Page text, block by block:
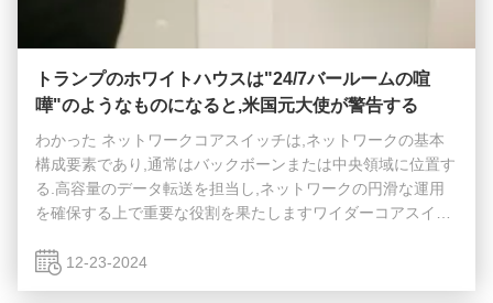
トランプのホワイトハウスは"24/7バールームの喧
嘩"のようなものになると,米国元大使が警告する
わかった ネットワークコアスイッチは,ネットワークの基本
構成要素であり,通常はバックボーンまたは中央領域に位置す
る.高容量のデータ転送を担当し,ネットワークの円滑な運用
を確保する上で重要な役割を果たしますワイダーコアスイッ
トへのゲートウェイとして機能し,ルーターを通じてサーバ
12-23-2024